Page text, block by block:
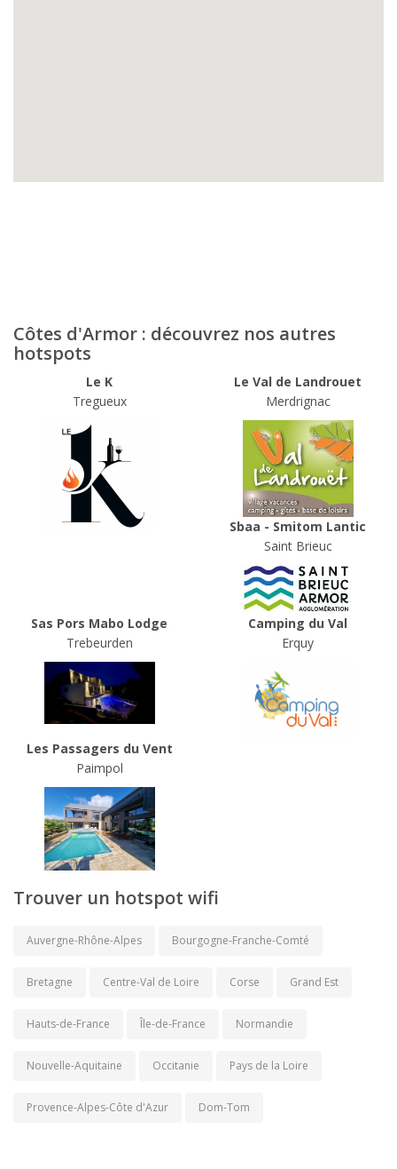
Côtes d'Armor : découvrez nos autres
hotspots
Le K
Tregueux
Le Val de Landrouet
Merdrignac
Sbaa - Smitom Lantic
Saint Brieuc
Sas Pors Mabo Lodge
Trebeurden
Camping du Val
Erquy
Les Passagers du Vent
Paimpol
Trouver un hotspot wifi
Auvergne-Rhône-Alpes Bourgogne-Franche-Comté
Bretagne Centre-Val de Loire Corse Grand Est
Hauts-de-France Île-de-France Normandie
Nouvelle-Aquitaine Occitanie Pays de la Loire
Provence-Alpes-Côte d'Azur Dom-Tom